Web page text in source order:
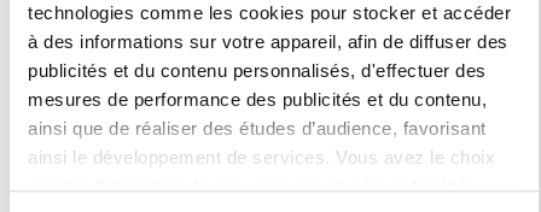
technologies comme les cookies pour stocker et accéder
à des informations sur votre appareil, afin de diffuser des
publicités et du contenu personnalisés, d'effectuer des
mesures de performance des publicités et du contenu,
ainsi que de réaliser des études d’audience, favorisant
ainsi le développement de services. Vous avez le choix
quant à l'utilisation de vos données et à leurs finalités.
Partenaires :
Université du Québec à Rimouski, Université
Sorbonne, Bibliothèque Polonaise de Paris
Renseignements
THALIM - Théorie et histoire des arts et des littératures de la
modernité - UMR 7172